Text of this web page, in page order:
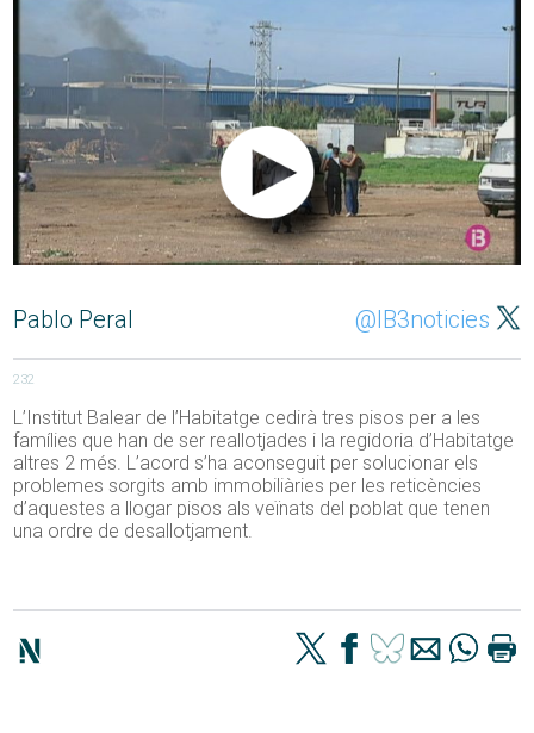
Pablo Peral @IB3noticies
232
L’Institut Balear de l’Habitatge cedirà tres pisos per a les
famílies que han de ser reallotjades i la regidoria d’Habitatge
altres 2 més. L’acord s’ha aconseguit per solucionar els
problemes sorgits amb immobiliàries per les reticències
d’aquestes a llogar pisos als veïnats del poblat que tenen
una ordre de desallotjament.